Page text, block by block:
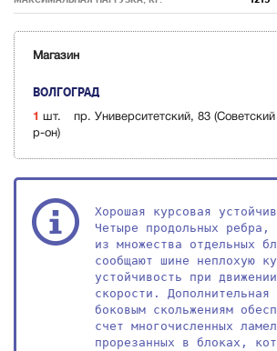
Магазин
ВОЛГОГРАД
1 шт.
пр. Университетский, 83 (Советский
р-он)
Хорошая курсовая
Четыре продольных ребра,
из множества отдельных
сообщают шине неплохую
устойчивость при
скорости. Дополнительная
боковым скольжениям
счет многочисленных
прорезанных в блоках,